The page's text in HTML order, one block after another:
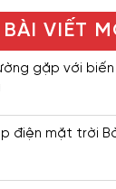
BÀI VIẾT
gặp với
điện mặt trời